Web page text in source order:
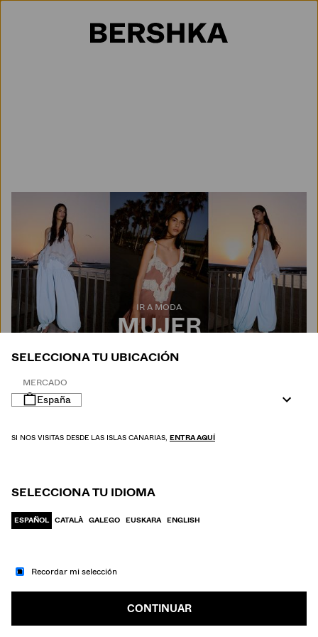
Selección de país
IR A MODA
MUJER
HOMBRE
SELECCIONA TU UBICACIÓN
MERCADO
España
SI NOS VISITAS DESDE LAS ISLAS CANARIAS, ENTRA AQUÍ
SELECCIONA TU IDIOMA
ESPAÑOL CATALÀ GALEGO EUSKARA ENGLISH
Recordar mi selección
CONTINUAR